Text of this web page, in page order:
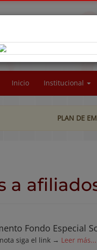
NACIONAL DE LA
Inicio Institucional
PLAN DE
a
Fondo Especial
siga el link → Leer más...